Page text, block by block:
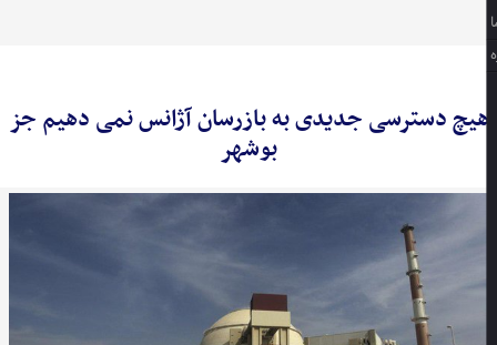
دسترسی جدیدی به بازرسان آژانس نمی دهیم جز
بوشهر